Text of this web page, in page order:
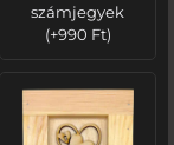
számjegyek
(+990 Ft)